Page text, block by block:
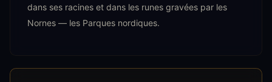
dans ses racines et dans les runes gravées par les
Nornes — les Parques nordiques.